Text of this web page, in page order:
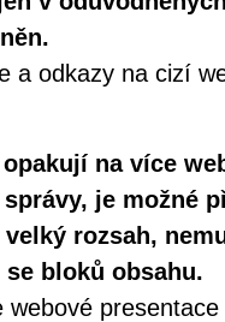
a odkazy na cizí
na více
je možné
rozsah,
bloků obsahu.
webové